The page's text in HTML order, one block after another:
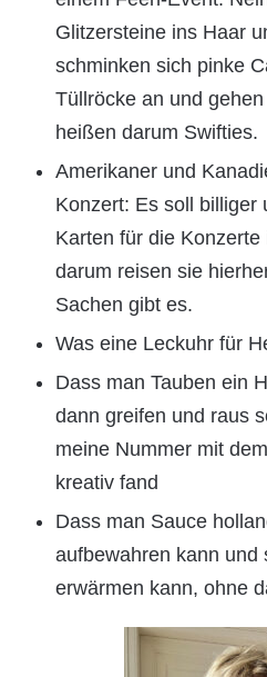
Glitzersteine ins Haar
schminken sich pinke
Tüllröcke an und
heißen darum Swifties.
Amerikaner und
Konzert: Es soll billiger
Karten für die
darum reisen sie
Sachen gibt es.
Was eine Leckuhr für
Dass man Tauben ein
dann greifen und raus
meine Nummer mit
kreativ fand
Dass man Sauce
aufbewahren kann und
erwärmen kann, ohne